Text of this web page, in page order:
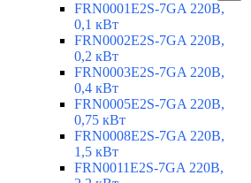
FRN0001E2S-7GA 220В,
0,1 кВт
FRN0002E2S-7GA 220В,
0,2 кВт
FRN0003E2S-7GA 220В,
0,4 кВт
FRN0005E2S-7GA 220В,
0,75 кВт
FRN0008E2S-7GA 220В,
1,5 кВт
FRN0011E2S-7GA 220В,